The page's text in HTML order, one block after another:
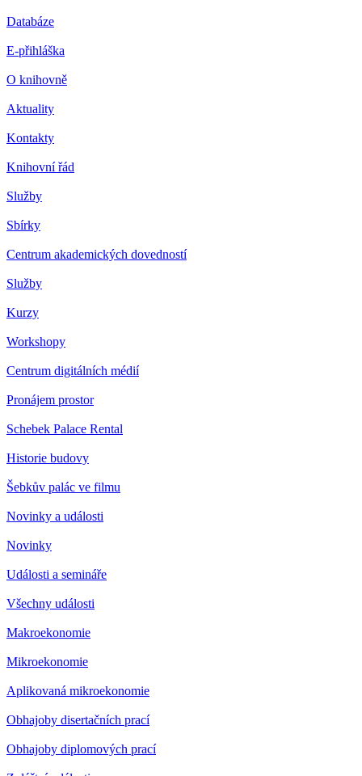
Databáze
E-přihláška
O knihovně
Aktuality
Kontakty
Knihovní řád
Služby
Sbírky
Centrum akademických dovedností
Služby
Kurzy
Workshopy
Centrum digitálních médií
Pronájem prostor
Schebek Palace Rental
Historie budovy
Šebkův palác ve filmu
Novinky a události
Novinky
Události a semináře
Všechny události
Makroekonomie
Mikroekonomie
Aplikovaná mikroekonomie
Obhajoby disertačních prací
Obhajoby diplomových prací